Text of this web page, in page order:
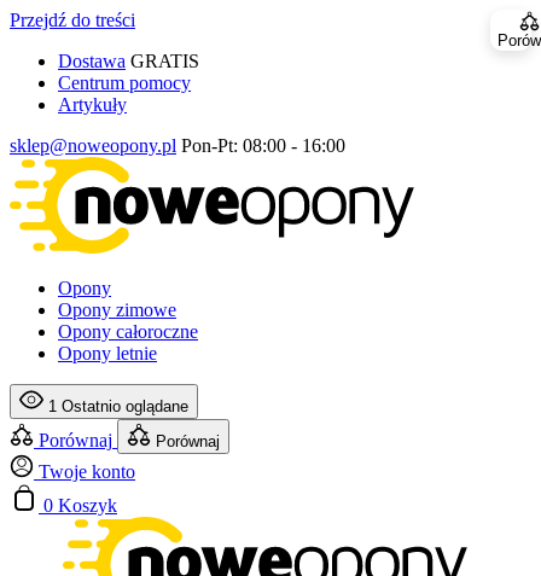
Przejdź do treści
Dostawa GRATIS
Centrum pomocy
Artykuły
sklep@noweopony.pl Pon-Pt: 08:00 - 16:00
Opony
Opony zimowe
Opony całoroczne
Opony letnie
1 Ostatnio oglądane
Porównaj Porównaj
Twoje konto
0 Koszyk